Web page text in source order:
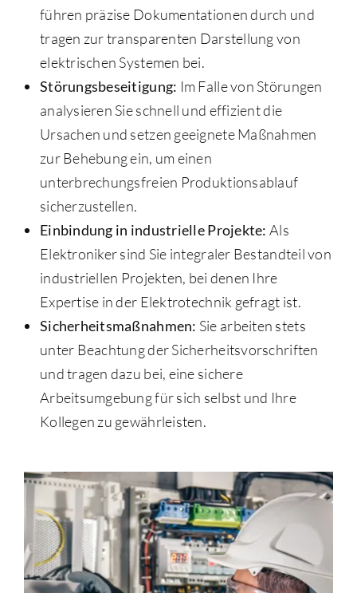
führen präzise Dokumentationen durch und
tragen zur transparenten Darstellung von
elektrischen Systemen bei.
Störungsbeseitigung: Im Falle von Störungen
analysieren Sie schnell und effizient die
Ursachen und setzen geeignete Maßnahmen
zur Behebung ein, um einen
unterbrechungsfreien Produktionsablauf
sicherzustellen.
Einbindung in industrielle Projekte: Als
Elektroniker sind Sie integraler Bestandteil von
industriellen Projekten, bei denen Ihre
Expertise in der Elektrotechnik gefragt ist.
Sicherheitsmaßnahmen: Sie arbeiten stets
unter Beachtung der Sicherheitsvorschriften
und tragen dazu bei, eine sichere
Arbeitsumgebung für sich selbst und Ihre
Kollegen zu gewährleisten.